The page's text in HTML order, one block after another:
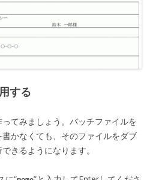
する
てみましょう。バッチファイルを
かなくても、そのファイルをダブ
きるようになります。